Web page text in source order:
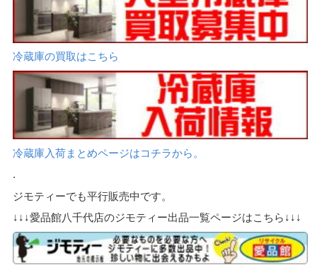
冷蔵庫の買取はこちら
冷蔵庫入荷まとめページはコチラから。
.
ジモティーでも平行販売中です。
↓↓↓愛品館八千代店のジモティー出品一覧ページはこちら↓↓↓